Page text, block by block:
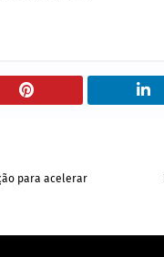
para acelerar